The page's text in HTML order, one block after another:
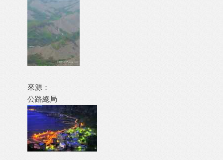
來源：
公路總局